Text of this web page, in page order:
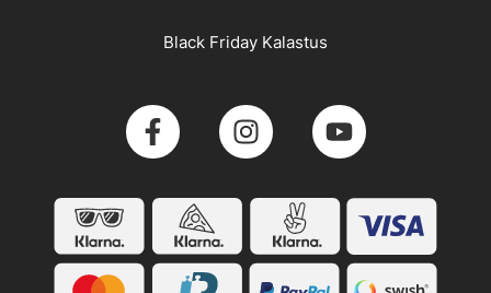
Black Friday Kalastus